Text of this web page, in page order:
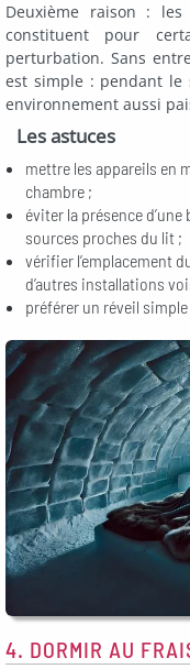
Deuxième raison : les
constituent pour
perturbation. Sans
est simple : pendant le
environnement aussi
Les astuces
mettre les appareils en
chambre ;
éviter la présence
sources proches du lit ;
vérifier l’emplacement
d’autres installations
préférer un réveil
4. DORMIR AU